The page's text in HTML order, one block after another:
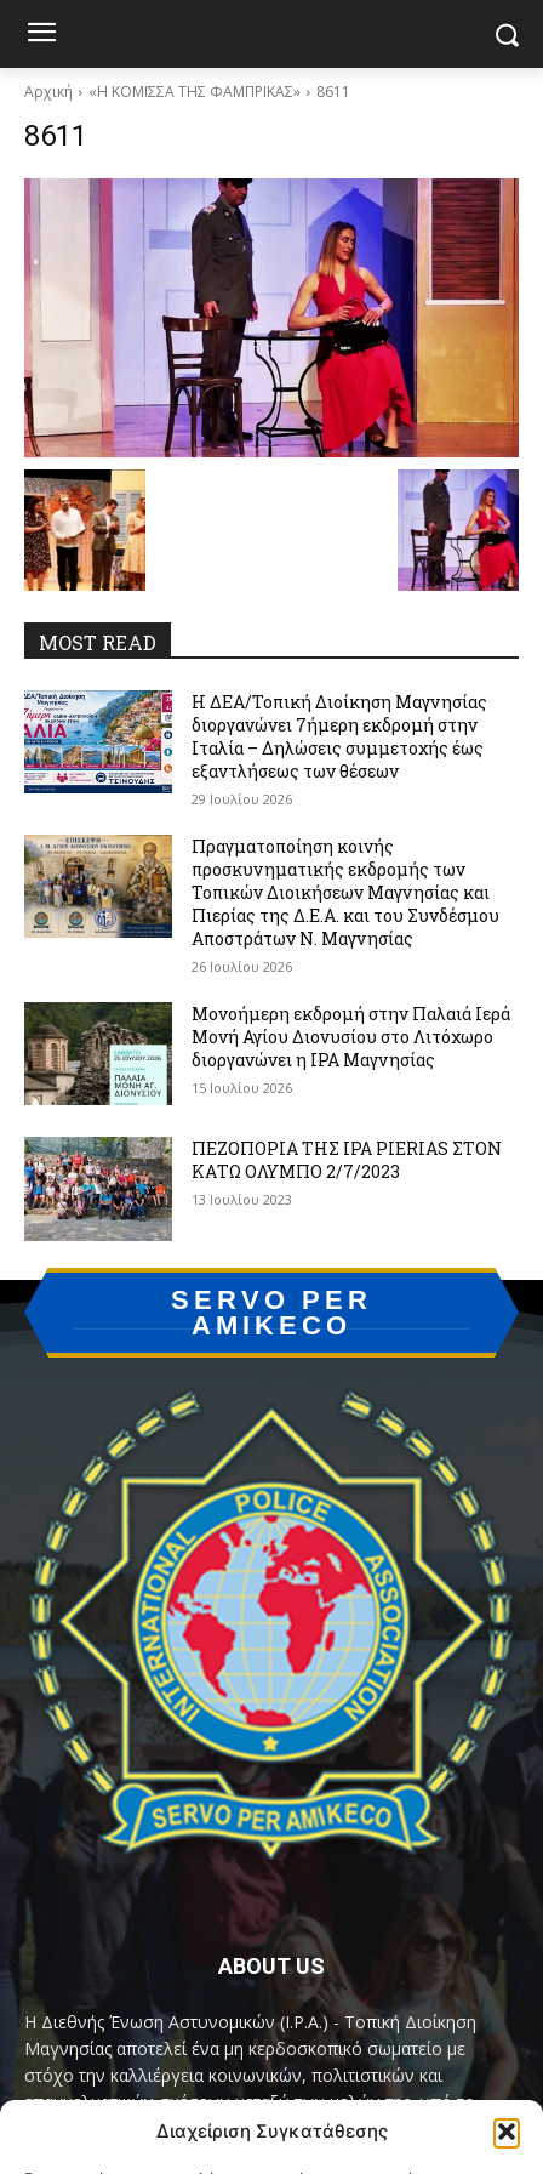
Διαχείριση Συγκατάθεσης
Αρχική «Η ΚΟΜΙΣΣΑ ΤΗΣ ΦΑΜΠΡΙΚΑΣ» 8611
8611
MOST READ
Η ΔΕΑ/Τοπική Διοίκηση Μαγνησίας
διοργανώνει 7ήμερη εκδρομή στην
Ιταλία – Δηλώσεις συμμετοχής έως
εξαντλήσεως των θέσεων
29 Ιουλίου 2026
Πραγματοποίηση κοινής
προσκυνηματικής εκδρομής των
Τοπικών Διοικήσεων Μαγνησίας και
Πιερίας της Δ.Ε.Α. και του Συνδέσμου
Αποστράτων Ν. Μαγνησίας
26 Ιουλίου 2026
Μονοήμερη εκδρομή στην Παλαιά Ιερά
Μονή Αγίου Διονυσίου στο Λιτόχωρο
διοργανώνει η IPA Μαγνησίας
15 Ιουλίου 2026
ΠΕΖΟΠΟΡΙΑ ΤΗΣ IPA PIERIAS ΣΤΟΝ
ΚΑΤΩ ΟΛΥΜΠΟ 2/7/2023
13 Ιουλίου 2023
SERVO PER
AMIKECO
ABOUT US
Η Διεθνής Ένωση Αστυνομικών (I.P.A.) - Τοπική Διοίκηση
Μαγνησίας αποτελεί ένα μη κερδοσκοπικό σωματείο με
στόχο την καλλιέργεια κοινωνικών, πολιτιστικών και
επαγγελματικών σχέσεων μεταξύ των μελών της, υπό το
παγκόσμιο σύνθημα «Servo per Amikeco» (Υπηρετώ δια της